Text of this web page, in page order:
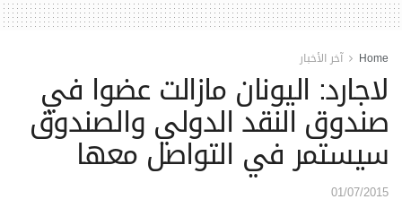
Home آخر الأخبار
لاجارد: اليونان مازالت عضوا في
صندوق النقد الدولي والصندوق
سيستمر في التواصل معها
01/07/2015